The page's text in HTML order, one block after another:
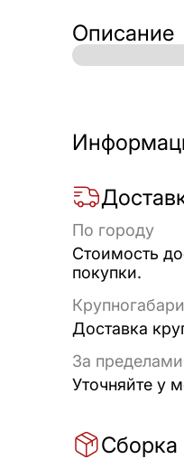
Описание
По городу
Стоимость
покупки.
Доставка
За
Уточняйте у
Сборка